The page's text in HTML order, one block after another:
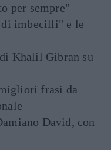
per sempre"
imbecilli" e le
Khalil Gibran su
frasi da
David, con